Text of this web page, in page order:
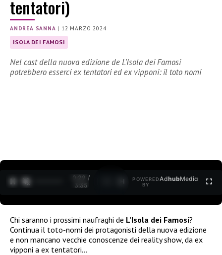
tentatori)
ANDREA SANNA | 12 MARZO 2024
ISOLA DEI FAMOSI
Nel cast della nuova edizione de L’Isola dei Famosi
potrebbero esserci ex tentatori ed ex vipponi: il toto nomi
0:30 /
3:35
POWERED
BY
AdhubMedia
Chi saranno i prossimi naufraghi de L’Isola dei Famosi?
Continua il toto-nomi dei protagonisti della nuova edizione
e non mancano vecchie conoscenze dei reality show, da ex
vipponi a ex tentatori…